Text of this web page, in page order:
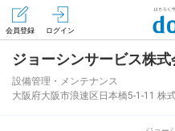
会員登録 ログイン
会員登録（無料）
ジョーシンサービス株式
設備管理・メンテナンス
大阪府大阪市浪速区日本橋5-1-11 株